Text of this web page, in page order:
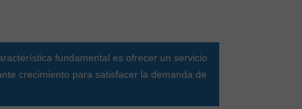
fundamental es ofrecer un servicio
crecimiento para satisfacer la demanda de